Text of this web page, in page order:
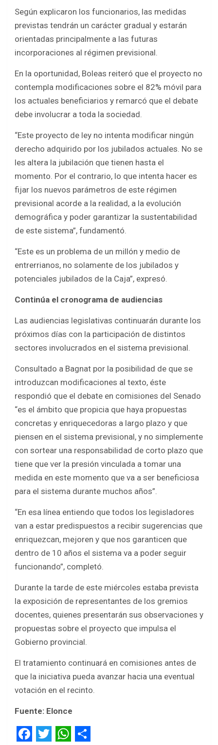
Según explicaron los funcionarios, las medidas
previstas tendrán un carácter gradual y estarán
orientadas principalmente a las futuras
incorporaciones al régimen previsional.
En la oportunidad, Boleas reiteró que el proyecto no
contempla modificaciones sobre el 82% móvil para
los actuales beneficiarios y remarcó que el debate
debe involucrar a toda la sociedad.
“Este proyecto de ley no intenta modificar ningún
derecho adquirido por los jubilados actuales. No se
les altera la jubilación que tienen hasta el
momento. Por el contrario, lo que intenta hacer es
fijar los nuevos parámetros de este régimen
previsional acorde a la realidad, a la evolución
demográfica y poder garantizar la sustentabilidad
de este sistema”, fundamentó.
“Este es un problema de un millón y medio de
entrerrianos, no solamente de los jubilados y
potenciales jubilados de la Caja”, expresó.
Continúa el cronograma de audiencias
Las audiencias legislativas continuarán durante los
próximos días con la participación de distintos
sectores involucrados en el sistema previsional.
Consultado a Bagnat por la posibilidad de que se
introduzcan modificaciones al texto, éste
respondió que el debate en comisiones del Senado
“es el ámbito que propicia que haya propuestas
concretas y enriquecedoras a largo plazo y que
piensen en el sistema previsional, y no simplemente
con sortear una responsabilidad de corto plazo que
tiene que ver la presión vinculada a tomar una
medida en este momento que va a ser beneficiosa
para el sistema durante muchos años”.
“En esa línea entiendo que todos los legisladores
van a estar predispuestos a recibir sugerencias que
enriquezcan, mejoren y que nos garanticen que
dentro de 10 años el sistema va a poder seguir
funcionando”, completó.
Durante la tarde de este miércoles estaba prevista
la exposición de representantes de los gremios
docentes, quienes presentarán sus observaciones y
propuestas sobre el proyecto que impulsa el
Gobierno provincial.
El tratamiento continuará en comisiones antes de
que la iniciativa pueda avanzar hacia una eventual
votación en el recinto.
Fuente: Elonce